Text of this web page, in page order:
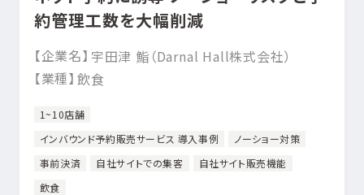
約管理工数を大幅削減
【企業名】 宇田津 鮨（Darnal Hall株式会社）
【業種】 飲食
1~10店舗
インバウンド予約販売サービス 導入事例
ノーショー対策
事前決済
自社サイトでの集客
自社サイト販売機能
飲食